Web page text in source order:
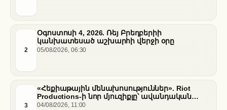
2
Օգոստոսի 4, 2026. Ռեյ Բրեդբերիի
կանխատեսած աշխարհի վերջի օրը
05/08/2026, 06:30
3
«Հեքիաթային մենախոսություններ». Riot
Productions-ի նոր մյուզիքլը՝ ավանդական
պատմությունների նոր վերաիմաստավորում
04/08/2026, 11:00